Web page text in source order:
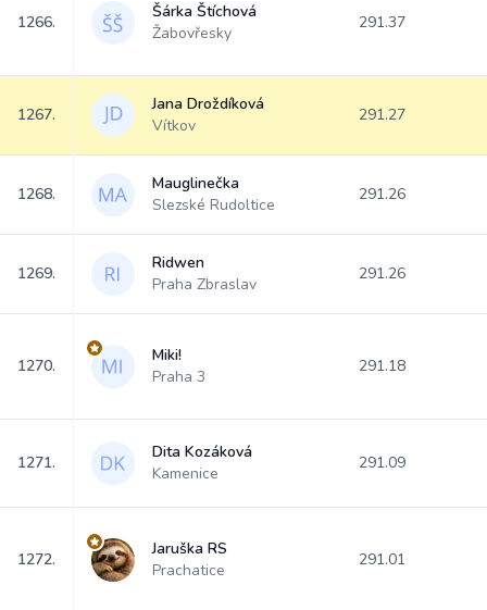
1266.
Šárka Štíchová
Žabovřesky
291.37
1267.
Jana Droždíková
Vítkov
291.27
1268.
Mauglinečka
Slezské Rudoltice
291.26
1269.
Ridwen
Praha Zbraslav
291.26
1270.
Miki!
Praha 3
291.18
1271.
Dita Kozáková
Kamenice
291.09
1272.
Jaruška RS
Prachatice
291.01